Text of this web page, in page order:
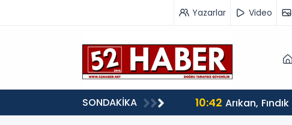
Yazarlar Video
SONDAKİKA 10:42 Arıkan,